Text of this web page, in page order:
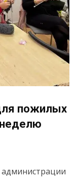
пожилых